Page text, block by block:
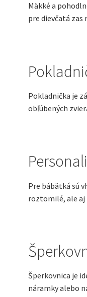
Mäkké a
pre dievčatá
Pokladnička je
obľúbených
Pre bábätká sú
roztomilé, ale aj
Šperkovnica je
náramky alebo